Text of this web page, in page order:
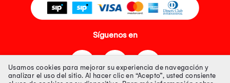
Síguenos en
Usamos cookies para mejorar su experiencia de navegación y
analizar el uso del sitio. Al hacer clic en “Acepto”, usted consiente